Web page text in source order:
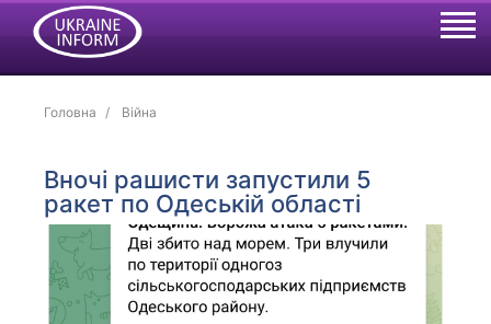
Головна Війна
Вночі рашисти запустили 5
ракет по Одеській області